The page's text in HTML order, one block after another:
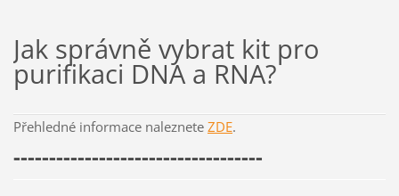
Jak správně vybrat kit pro
purifikaci DNA a RNA?
Přehledné informace naleznete ZDE.
-----------------------------------